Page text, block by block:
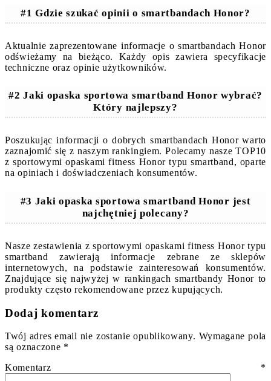
#1 Gdzie szukać opinii o smartbandach Honor?
Aktualnie zaprezentowane informacje o smartbandach Honor
odświeżamy na bieżąco. Każdy opis zawiera specyfikacje
techniczne oraz opinie użytkowników.
#2 Jaki opaska sportowa smartband Honor wybrać?
Który najlepszy?
Poszukując informacji o dobrych smartbandach Honor warto
zaznajomić się z naszym rankingiem. Polecamy nasze TOP10
z sportowymi opaskami fitness Honor typu smartband, oparte
na opiniach i doświadczeniach konsumentów.
#3 Jaki opaska sportowa smartband Honor jest
najchętniej polecany?
Nasze zestawienia z sportowymi opaskami fitness Honor typu
smartband zawierają informacje zebrane ze sklepów
internetowych, na podstawie zainteresowań konsumentów.
Znajdujące się najwyżej w rankingach smartbandy Honor to
produkty często rekomendowane przez kupujących.
Dodaj komentarz
Twój adres email nie zostanie opublikowany. Wymagane pola
są oznaczone *
Komentarz *